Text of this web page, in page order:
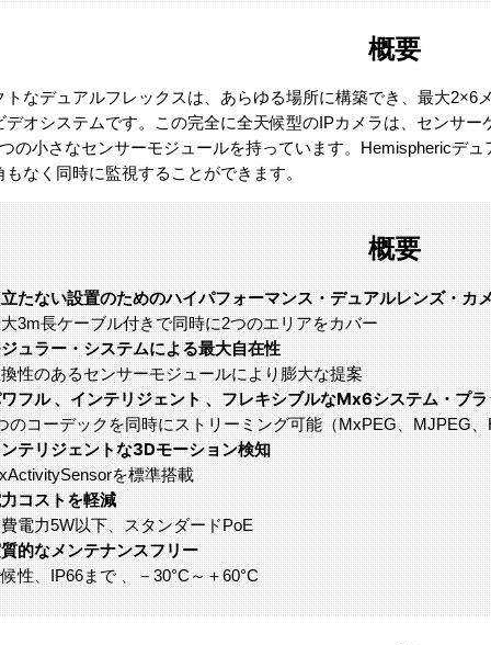
概要
トなデュアルフレックスは、あらゆる場所に構築でき、最大2×6
デオシステムです。この完全に全天候型のIPカメラは、センサ
の小さなセンサーモジュールを持っています。Hemisphericデ
もなく同時に監視することができます。
概要
たない設置のためのハイパフォーマンス・デュアルレンズ・カ
3m長ケーブル付きで同時に2つのエリアをカバー
ュラー・システムによる最大自在性
性のあるセンサーモジュールにより膨大な提案
フル 、インテリジェント 、フレキシブルなMx6システム・プ
のコーデックを同時にストリーミング可能（MxPEG、MJPEG、
テリジェントな3Dモーション検知
を標準搭載
コストを軽減
電力5W以下、スタンダードPoE
的なメンテナンスフリー
性、IP66まで 、－30°C～＋60°C